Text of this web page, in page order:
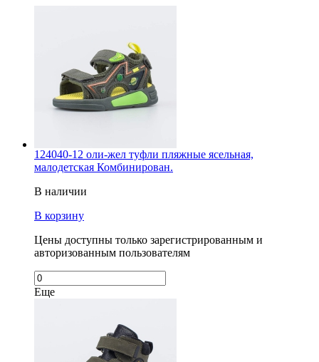
124040-12 оли-жел туфли пляжные ясельная,
малодетская Комбинирован.
В наличии
В корзину
Цены доступны только зарегистрированным и
авторизованным пользователям
Еще